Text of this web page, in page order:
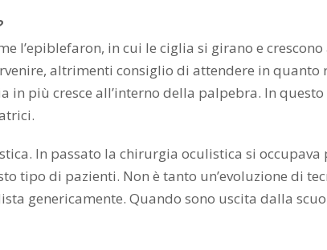
l’epiblefaron, in cui le ciglia si girano e
altrimenti consiglio di attendere in
più cresce all’interno della palpebra. In
In passato la chirurgia oculistica si
tipo di pazienti. Non è tanto un’evoluzione di
genericamente. Quando sono uscita dalla